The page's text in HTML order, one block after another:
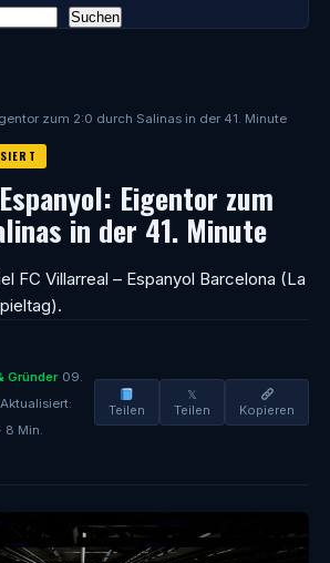
zum 2:0 durch Salinas in der 41. Minute
Eigentor zum
in der 41. Minute
FC Villarreal – Espanyol Barcelona (La
Gründer 09.
8 Min.
Teilen
𝕏
Teilen
Kopieren
Suchen